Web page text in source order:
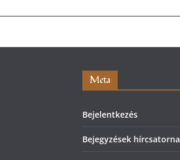
Meta
Bejelentkezés
Bejegyzések hírcsatorna